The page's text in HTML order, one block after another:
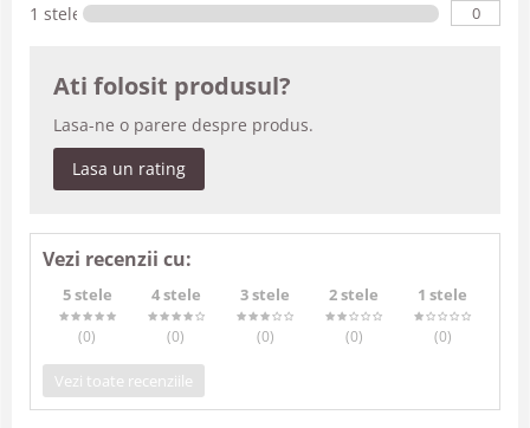
1 stele 0
Ati folosit produsul?
Lasa-ne o parere despre produs.
Lasa un rating
Vezi recenzii cu:
5 stele
(0)
4 stele
(0)
3 stele
(0)
2 stele
(0)
1 stele
(0)
Vezi toate recenziile